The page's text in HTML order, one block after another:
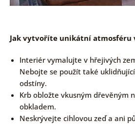
Jak vytvoříte unikátní atmosféru
Interiér vymalujte v hřejivých
Nebojte se použít také
odstíny.
Krb obložte vkusným dřevěným
obkladem.
Neskrývejte cihlovou zeď a ani